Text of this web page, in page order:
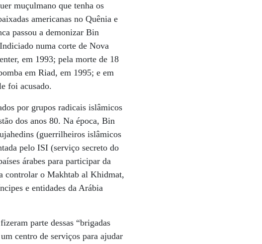
muçulmano que tenha os
americanas no Quênia e
passou a demonizar Bin
numa corte de Nova
em 1993; pela morte de 18
em Riad, em 1995; e em
foi acusado.
por grupos radicais islâmicos
dos anos 80. Na época, Bin
(guerrilheiros islâmicos
pelo ISI (serviço secreto do
árabes para participar da
controlar o Makhtab al Khidmat,
e entidades da Arábia
parte dessas “brigadas
centro de serviços para ajudar